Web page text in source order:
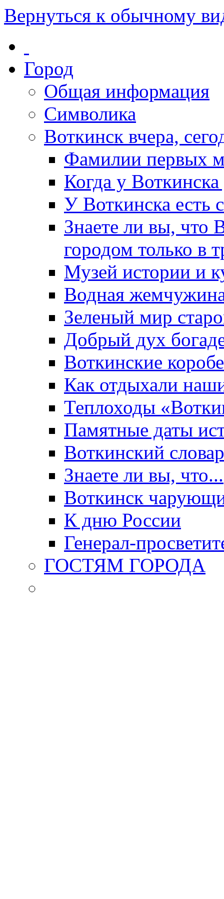
Вернуться к обычному
Город
Общая информация
Символика
Воткинск вчера,
Фамилии первых
Когда у
У Воткинска есть
Знаете ли вы, что
городом только в
Музей истории и
Водная
Зеленый мир
Добрый дух
Воткинские
Как отдыхали
Теплоходы
Памятные даты
Воткинский
Знаете ли вы, что...
Воткинск
К дню России
Генерал-
ГОСТЯМ ГОРОДА